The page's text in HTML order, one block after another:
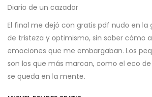
Diario de un cazador
El final me dejó con gratis pdf nudo en la
de tristeza y optimismo, sin saber cómo
emociones que me embargaban. Los
son los que más marcan, como el eco
se queda en la mente.